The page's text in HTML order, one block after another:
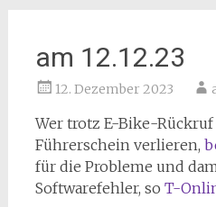
am 12.12.23
12. Dezember 2023
Wer trotz E-Bike-
Führerschein verlieren,
für die Probleme und
Softwarefehler, so T-